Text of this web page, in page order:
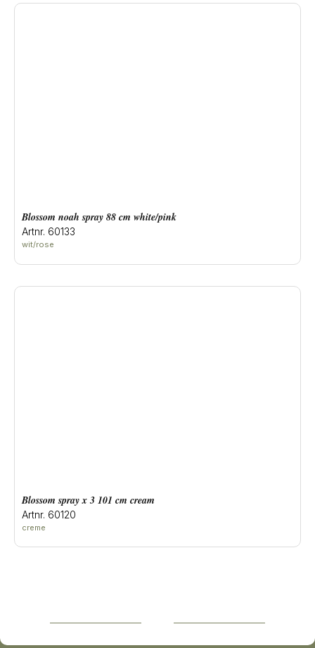
blossom noah spray 88 cm white/pink
Artnr. 60133
wit/rose
blossom spray x 3 101 cm cream
Artnr. 60120
creme